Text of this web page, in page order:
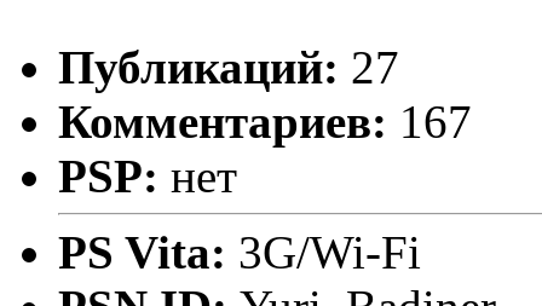
Публикаций: 27
Комментариев: 167
PSP: нет
PS Vita: 3G/Wi-Fi